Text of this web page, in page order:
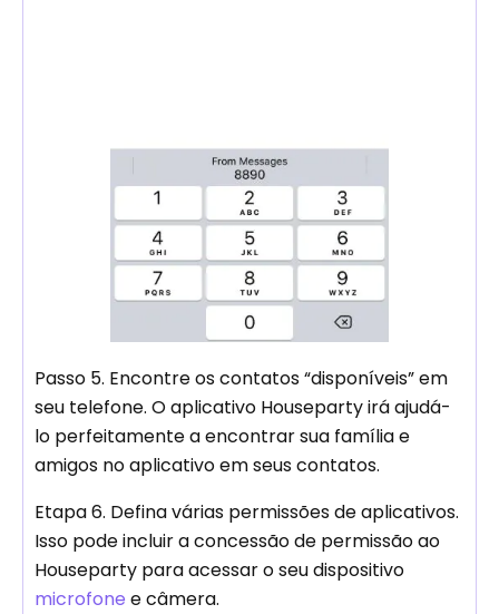
Passo 5. Encontre os contatos “disponíveis” em
seu telefone. O aplicativo Houseparty irá ajudá-
lo perfeitamente a encontrar sua família e
amigos no aplicativo em seus contatos.
Etapa 6. Defina várias permissões de aplicativos.
Isso pode incluir a concessão de permissão ao
Houseparty para acessar o seu dispositivo
microfone e câmera.